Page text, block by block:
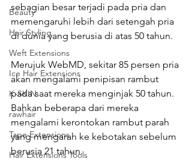
Beauty
Hair Styling
Weft Extensions
Ice Hair Extensions
K-SKIN
rawhair
Tape Extensions
Hair Extensions Tools
sebagian besar terjadi pada pria dan
memengaruhi lebih dari setengah pria
di dunia yang berusia di atas 50 tahun.
Merujuk WebMD, sekitar 85 persen pria
akan mengalami penipisan rambut
pada saat mereka menginjak 50 tahun.
Bahkan beberapa dari mereka
mengalami kerontokan rambut parah
yang mengarah ke kebotakan sebelum
berusia 21 tahun.